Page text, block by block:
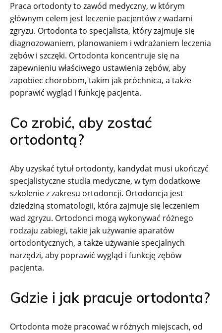
Praca ortodonty to zawód medyczny, w którym
głównym celem jest leczenie pacjentów z wadami
zgryzu. Ortodonta to specjalista, który zajmuje się
diagnozowaniem, planowaniem i wdrażaniem leczenia
zębów i szczęki. Ortodonta koncentruje się na
zapewnieniu właściwego ustawienia zębów, aby
zapobiec chorobom, takim jak próchnica, a także
poprawić wygląd i funkcję pacjenta.
Co zrobić, aby zostać
ortodontą?
Aby uzyskać tytuł ortodonty, kandydat musi ukończyć
specjalistyczne studia medyczne, w tym dodatkowe
szkolenie z zakresu ortodoncji. Ortodoncja jest
dziedziną stomatologii, która zajmuje się leczeniem
wad zgryzu. Ortodonci mogą wykonywać różnego
rodzaju zabiegi, takie jak używanie aparatów
ortodontycznych, a także używanie specjalnych
narzędzi, aby poprawić wygląd i funkcję zębów
pacjenta.
Gdzie i jak pracuje ortodonta?
Ortodonta może pracować w różnych miejscach, od